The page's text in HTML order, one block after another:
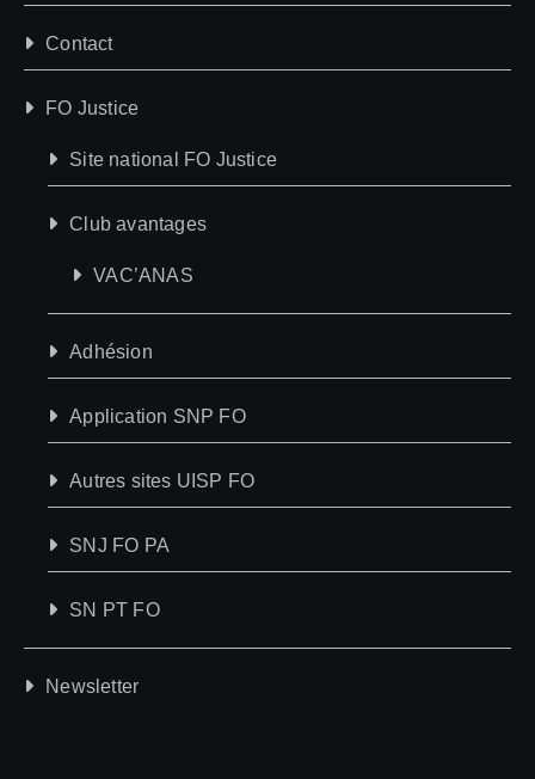
Contact
FO Justice
Site national FO Justice
Club avantages
VAC’ANAS
Adhésion
Application SNP FO
Autres sites UISP FO
SNJ FO PA
SN PT FO
Newsletter